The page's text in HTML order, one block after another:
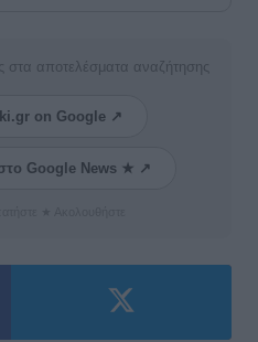
στα αποτελέσματα αναζήτησης
on Google ↗
Google News ★ ↗